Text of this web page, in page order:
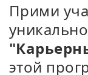
Прими
этой